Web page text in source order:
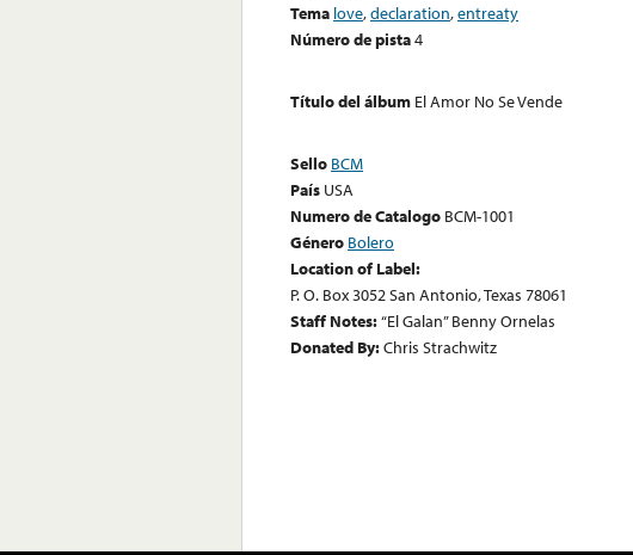
Tema love,declaration,entreaty
Número de pista4
Título del álbum El Amor No Se Vende
Sello BCM
País USA
Numero de Catalogo BCM-1001
Género Bolero
Location of Label:
P. O. Box 3052 San Antonio, Texas 78061
Staff Notes:“El Galan” Benny Ornelas
Donated By:Chris Strachwitz